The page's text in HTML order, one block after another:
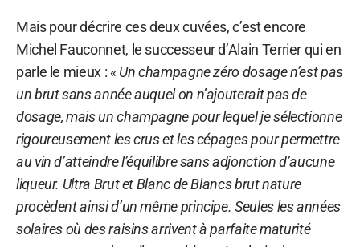
Mais pour décrire ces deux cuvées, c’est encore
Michel Fauconnet, le successeur d’Alain Terrier qui en
parle le mieux :« Un champagne zéro dosage n’est pas
un brut sans année auquel on n’ajouterait pas de
dosage, mais un champagne pour lequel je sélectionne
rigoureusement les crus et les cépages pour permettre
au vin d’atteindre l’équilibre sans adjonction d’aucune
liqueur. Ultra Brut et Blanc de Blancs brut nature
procèdent ainsi d’un même principe. Seules les années
solaires où des raisins arrivent à parfaite maturité